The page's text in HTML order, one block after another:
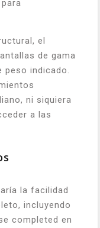
el
de gama
indicado.
ni siquiera
a las
la facilidad
incluyendo
completed en